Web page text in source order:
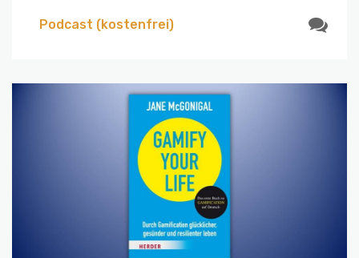
Podcast (kostenfrei)